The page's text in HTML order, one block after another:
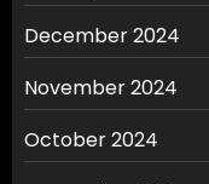
December 2024
November 2024
October 2024